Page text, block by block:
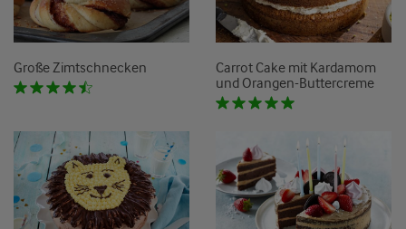
Große Zimtschnecken
Carrot Cake mit Kardamom
und Orangen-Buttercreme